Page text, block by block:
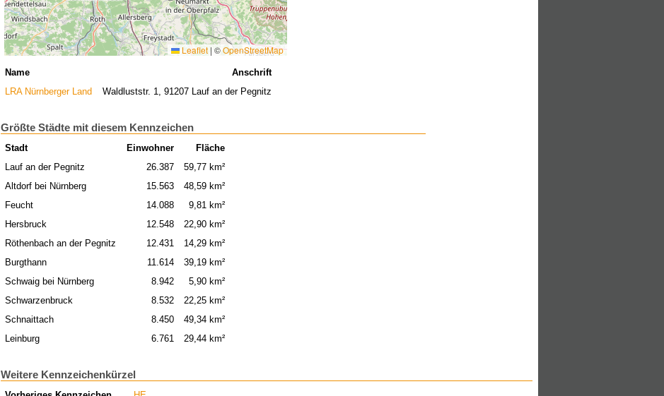
Leaflet | ©OpenStreetMap
Name
Anschrift
LRA Nürnberger Land
Waldluststr. 1, 91207 Lauf an der Pegnitz
Größte Städte mit diesem Kennzeichen
Stadt Einwohner
Fläche
Lauf an der Pegnitz
26.387
59,77 km²
Altdorf bei Nürnberg
15.563
48,59 km²
Feucht
14.088
9,81 km²
Hersbruck
12.548
22,90 km²
Röthenbach an der Pegnitz
12.431
14,29 km²
Burgthann
11.614
39,19 km²
Schwaig bei Nürnberg
8.942
5,90 km²
Schwarzenbruck
8.532
22,25 km²
Schnaittach
8.450
49,34 km²
Leinburg
6.761 29,44 km²
Weitere Kennzeichenkürzel